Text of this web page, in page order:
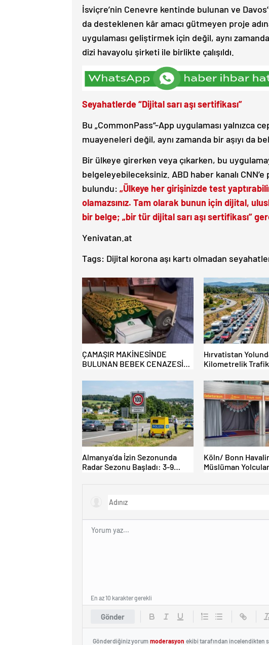
İsviçre’nin Cenevre kentinde bulunan ve
da desteklenen kâr amacı gütmeyen proje
uygulaması geliştirmek için değil, aynı
dizi havayolu şirketi ile birlikte çalışıldı.
Seyahatlerde “Dijital sarı aşı sertifikası”
Bu „CommonPass“-App uygulaması
muayeneleri değil, aynı zamanda bir aşıyı da
Bir ülkeye girerken veya çıkarken, bu
belgeleyebileceksiniz. ABD haber kanalı
bulundu: „Ülkeye her girişinizde test
olamazsınız. Tam olarak bunun için dijital,
bir belge; „bir tür dijital sarı aşı sertifikası”
Yenivatan.at
Tags: Dijital korona aşı kartı olmadan
ÇAMAŞIR MAKİNESİNDE
BULUNAN BEBEK CENAZESİ
Hırvatistan
Kilometrelik
Almanya’da İzin Sezonunda
Radar Sezonu Başladı: 3-9
Köln/ Bonn
Müslüman
Gönder
En az 10 karakter gerekli
Gönderdiğiniz yorum moderasyon ekibi tarafından incelendikten